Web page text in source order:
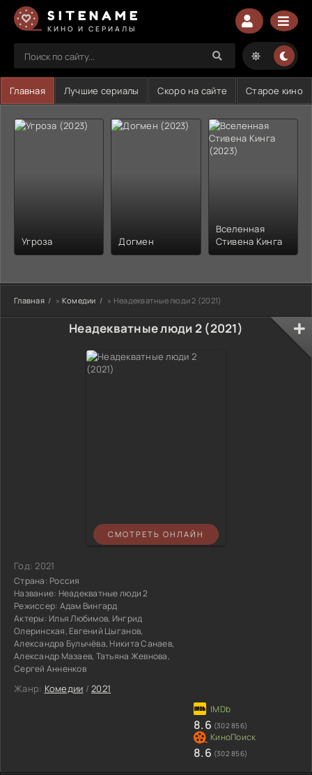
SITENAME
КИНО И СЕРИАЛЫ
Главная Лучшие сериалы Скоро на сайте Старое кино
Угроза Догмен
Вселенная
Стивена Кинга
Главная » Комедии » Неадекватные люди 2 (2021)
Неадекватные люди 2 (2021)
СМОТРЕТЬ ОНЛАЙН
Год:2021
Страна: Россия
Название: Неадекватные люди 2
Режиссер: Адам Вингард
Актеры: Илья Любимов, Ингрид
Олеринская, Евгений Цыганов,
Александра Булычёва, Никита Санаев,
Александр Мазаев, Татьяна Жевнова,
Сергей Анненков
Жанр: Комедии /2021
8.6 (302 856)
8.6 (302 856)